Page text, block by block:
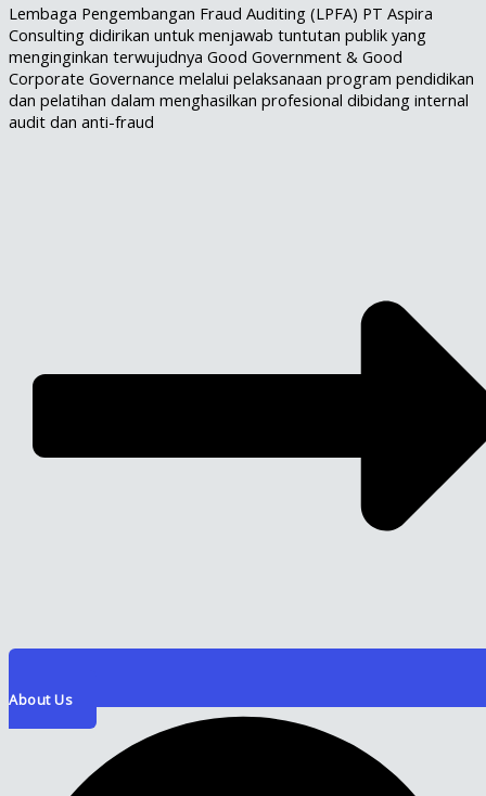
Lembaga Pengembangan Fraud Auditing (LPFA) PT Aspira
Consulting didirikan untuk menjawab tuntutan publik yang
menginginkan terwujudnya Good Government & Good
Corporate Governance melalui pelaksanaan program pendidikan
dan pelatihan dalam menghasilkan profesional dibidang internal
audit dan anti-fraud
About Us